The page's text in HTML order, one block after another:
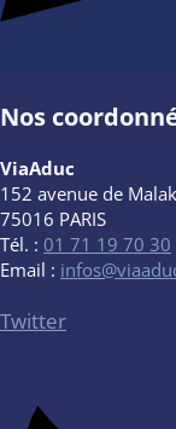
Nos
ViaAduc
152 avenue de
75016 PARIS
Tél. : 01 71 19 70 30
Email :
Twitter